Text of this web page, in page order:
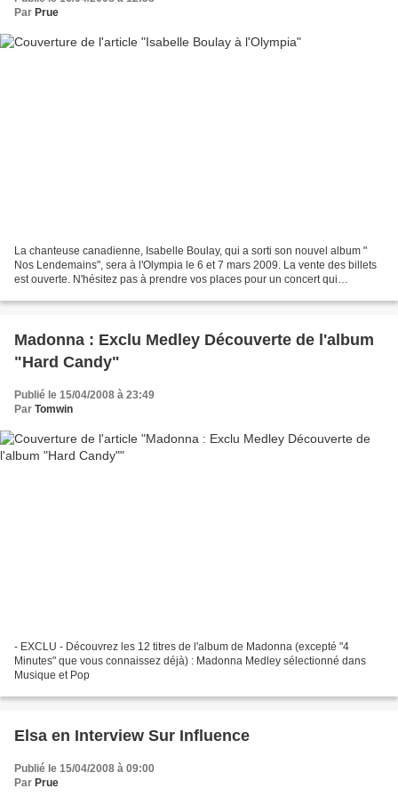
Par Prue
La chanteuse canadienne, Isabelle Boulay, qui a sorti son nouvel album "
Nos Lendemains", sera à l'Olympia le 6 et 7 mars 2009. La vente des billets
est ouverte. N'hésitez pas à prendre vos places pour un concert qui
Madonna : Exclu Medley Découverte de l'album
"Hard Candy"
Publié le 15/04/2008 à 23:49
Par Tomwin
- EXCLU - Découvrez les 12 titres de l'album de Madonna (excepté "4
Minutes" que vous connaissez déjà) : Madonna Medley sélectionné dans
Musique et Pop
Elsa en Interview Sur Influence
Publié le 15/04/2008 à 09:00
Par Prue